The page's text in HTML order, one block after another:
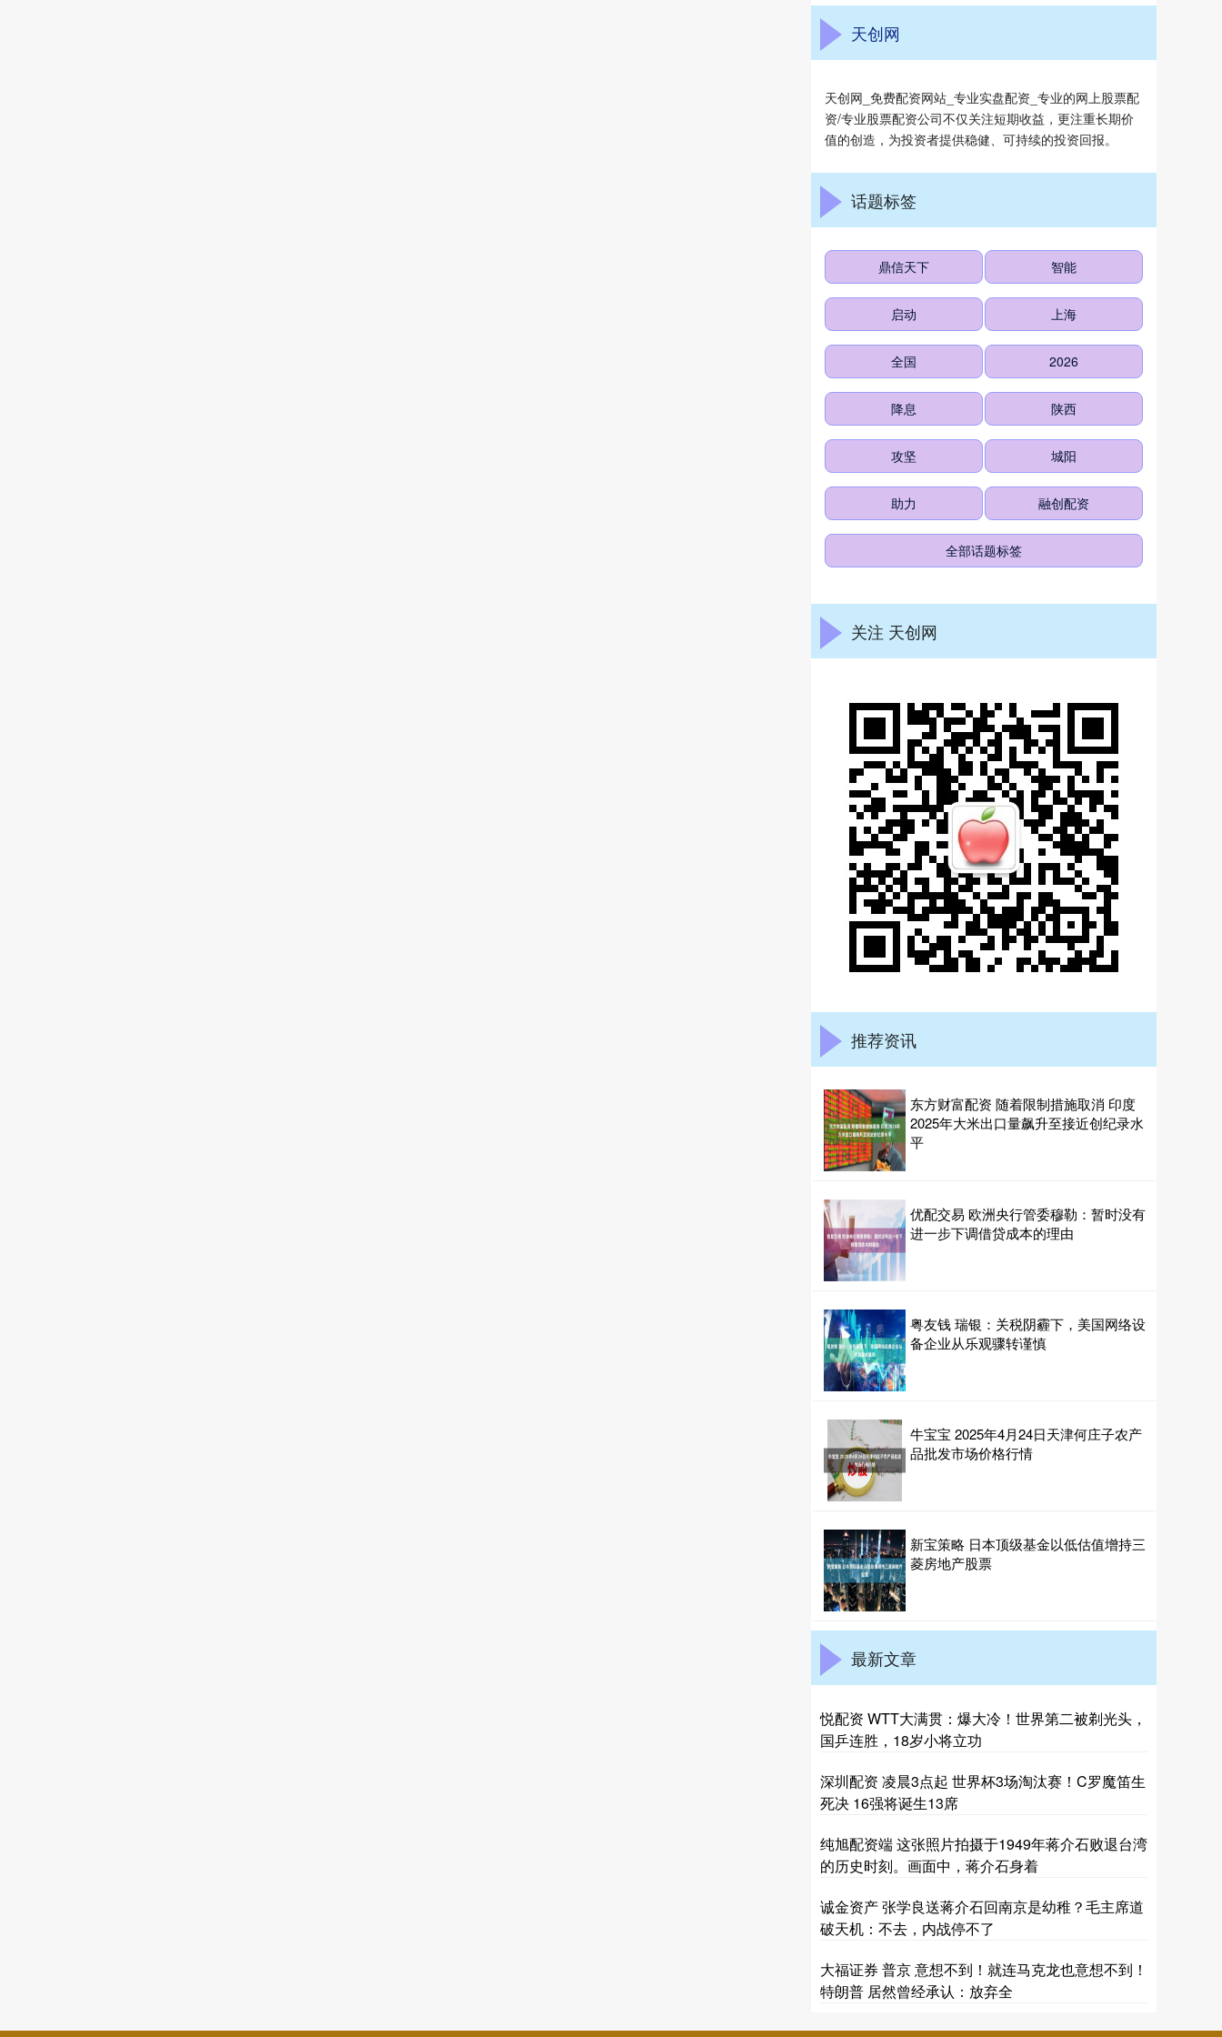
天创网
天创网_免费配资网站_专业实盘配资_专业的网上股票配
资/专业股票配资公司不仅关注短期收益，更注重长期价
值的创造，为投资者提供稳健、可持续的投资回报。
话题标签
鼎信天下 智能
启动 上海
全国 2026
降息 陕西
攻坚 城阳
助力 融创配资
全部话题标签
关注 天创网
推荐资讯
东方财富配资 随着限制措施取消 印度
2025年大米出口量飙升至接近创纪录水
平
优配交易 欧洲央行管委穆勒：暂时没有
进一步下调借贷成本的理由
粤友钱 瑞银：关税阴霾下，美国网络设
备企业从乐观骤转谨慎
牛宝宝 2025年4月24日天津何庄子农产
品批发市场价格行情
新宝策略 日本顶级基金以低估值增持三
菱房地产股票
最新文章
悦配资 WTT大满贯：爆大冷！世界第二被剃光头，
国乒连胜，18岁小将立功
深圳配资 凌晨3点起 世界杯3场淘汰赛！C罗魔笛生
死决 16强将诞生13席
纯旭配资端 这张照片拍摄于1949年蒋介石败退台湾
的历史时刻。画面中，蒋介石身着
诚金资产 张学良送蒋介石回南京是幼稚？毛主席道
破天机：不去，内战停不了
大福证券 普京 意想不到！就连马克龙也意想不到！
特朗普 居然曾经承认：放弃全